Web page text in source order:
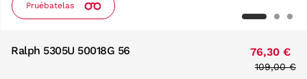
Pruébatelas
Ralph 5305U 50018G 56 76,30 €
Price
109,00 €